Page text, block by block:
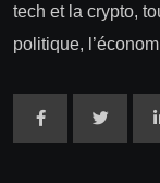
tech et la crypto,
politique,